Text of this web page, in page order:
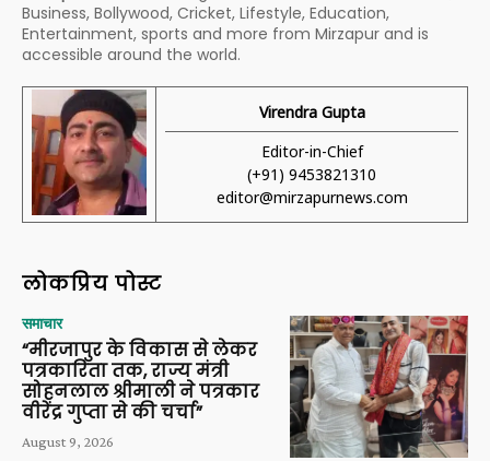
Business, Bollywood, Cricket, Lifestyle, Education,
Entertainment, sports and more from Mirzapur and is
accessible around the world.
Virendra Gupta
Editor-in-Chief
(+91) 9453821310
editor@mirzapurnews.com
लोकप्रिय पोस्ट
समाचार
“मीरजापुर के विकास से लेकर
पत्रकारिता तक, राज्य मंत्री
सोहनलाल श्रीमाली ने पत्रकार
वीरेंद्र गुप्ता से की चर्चा”
August 9, 2026